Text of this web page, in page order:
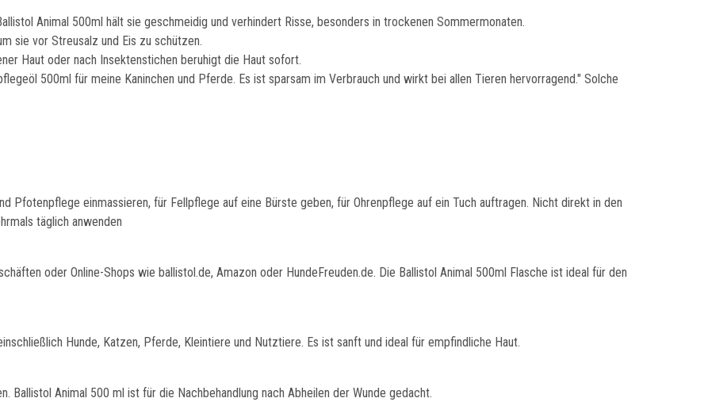
Animal 500ml hält sie geschmeidig und verhindert Risse, besonders in trockenen Sommermonaten.
sie vor Streusalz und Eis zu schützen.
Haut oder nach Insektenstichen beruhigt die Haut sofort.
500ml für meine Kaninchen und Pferde. Es ist sparsam im Verbrauch und wirkt bei allen Tieren hervorragend." Solche
Pfotenpflege einmassieren, für Fellpflege auf eine Bürste geben, für Ohrenpflege auf ein Tuch auftragen. Nicht direkt in den
täglich anwenden
oder Online-Shops wie ballistol.de, Amazon oder HundeFreuden.de. Die Ballistol Animal 500ml Flasche ist ideal für den
Hunde, Katzen, Pferde, Kleintiere und Nutztiere. Es ist sanft und ideal für empfindliche Haut.
Ballistol Animal 500 ml ist für die Nachbehandlung nach Abheilen der Wunde gedacht.